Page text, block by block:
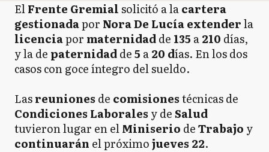
ElFrente Gremialsolicitó a lacartera
gestionadapor Nora De Lucía extenderla
licenciapor maternidadde 135 a210 días,
y la de paternidadde5 a20 días. En los dos
casos con goce íntegro del sueldo.
Lasreuniones de comisionestécnicas de
Condiciones Laborales y deSalud
tuvieron lugar en elMiniserio deTrabajo y
continuarán el próximojueves 22.